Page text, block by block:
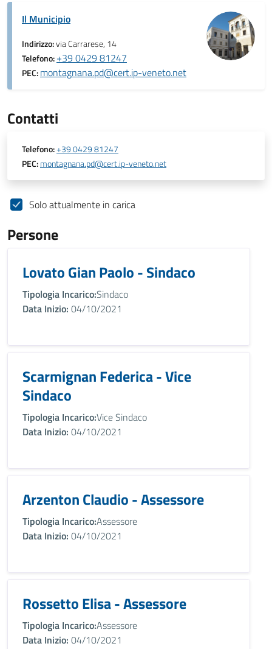
Il Municipio
Indirizzo:via Carrarese, 14
Telefono:+39 0429 81247
PEC:montagnana.pd@cert.ip-veneto.net
Contatti
Telefono:+39 0429 81247
PEC:montagnana.pd@cert.ip-veneto.net
Solo attualmente in carica
Persone
Lovato Gian Paolo - Sindaco
Tipologia Incarico:Sindaco
Data Inizio: 04/10/2021
Scarmignan Federica - Vice
Sindaco
Tipologia Incarico:Vice Sindaco
Data Inizio: 04/10/2021
Arzenton Claudio - Assessore
Tipologia Incarico:Assessore
Data Inizio: 04/10/2021
Rossetto Elisa - Assessore
Tipologia Incarico:Assessore
Data Inizio: 04/10/2021